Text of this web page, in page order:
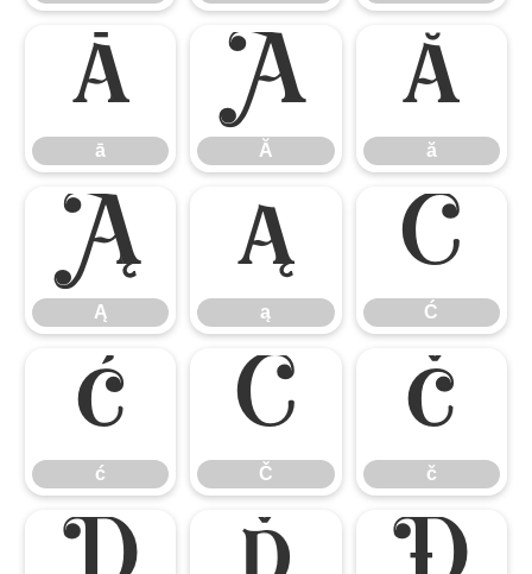
ā
ā
Ă
Ă
ă
ă
Ą
Ą
ą
ą
Ć
Ć
ć
ć
Č
Č
č
č